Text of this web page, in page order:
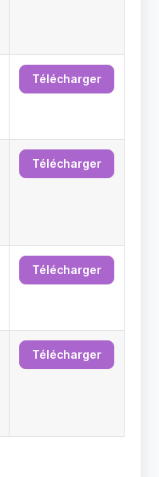
Télécharger
Télécharger
Télécharger
Télécharger